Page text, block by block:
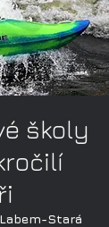
školy
Stará